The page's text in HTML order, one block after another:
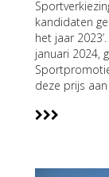
kandidaten
het jaar
januari 2024,
deze prijs